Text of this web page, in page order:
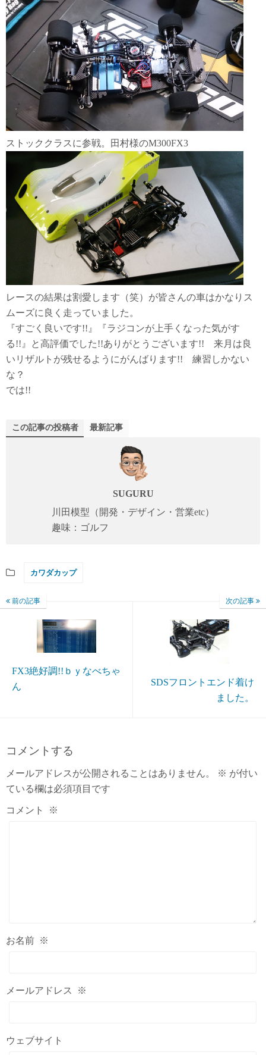
ストッククラスに参戦。田村様のM300FX3
レースの結果は割愛します（笑）が皆さんの車はかなりス
ムーズに良く走っていました。
『すごく良いです!!』『ラジコンが上手くなった気がす
る!!』と高評価でした!!ありがとうございます!! 来月は良
いリザルトが残せるようにがんばります!! 練習しかない
な？
では!!
この記事の投稿者 最新記事
SUGURU
川田模型（開発・デザイン・営業etc）
趣味：ゴルフ
カワダカップ
前の記事
FX3絶好調!!ｂｙなべちゃ
ん
次の記事
SDSフロントエンド着け
ました。
コメントする
メールアドレスが公開されることはありません。 ※ が付い
ている欄は必須項目です
コメント ※
お名前 ※
メールアドレス ※
ウェブサイト